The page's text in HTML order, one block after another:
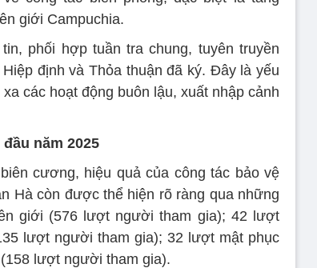
giới Campuchia.
phối hợp tuần tra chung, tuyên truyền
định và Thỏa thuận đã ký. Đây là yếu
các hoạt động buôn lậu, xuất nhập cảnh
năm 2025
cương, hiệu quả của công tác bảo vệ
Hà còn được thể hiện rõ ràng qua những
giới (576 lượt người tham gia); 42 lượt
lượt người tham gia); 32 lượt mật phục
lượt người tham gia).